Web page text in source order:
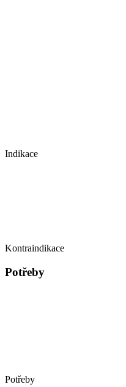
Indikace
Kontraindikace
Potřeby
Potřeby